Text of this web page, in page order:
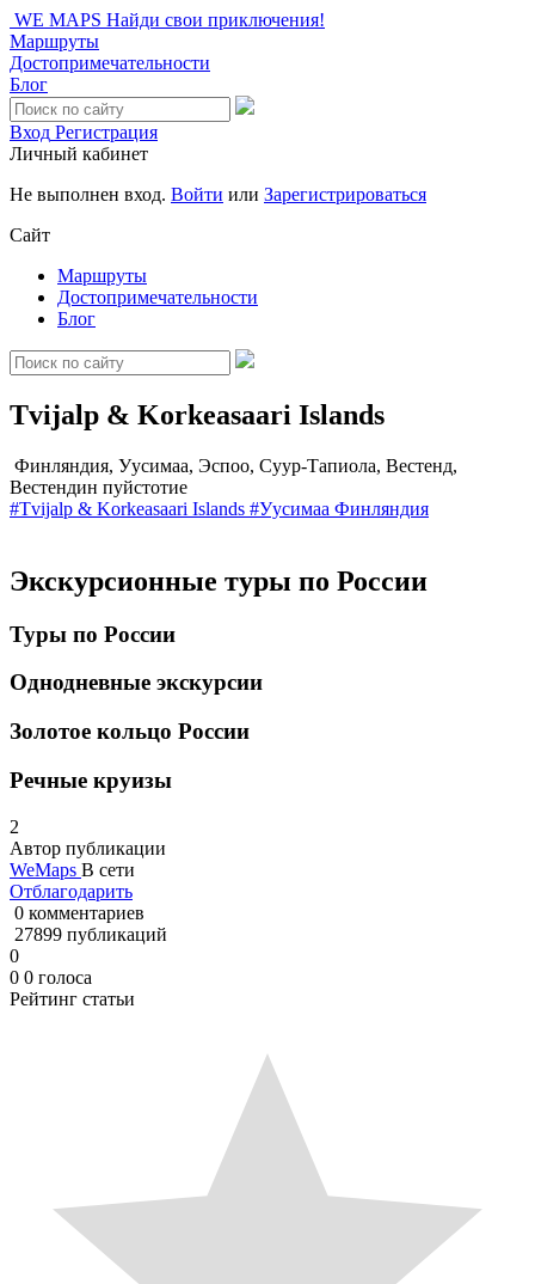
WE MAPS Найди свои приключения!
Маршруты
Достопримечательности
Блог
Вход Регистрация
Личный кабинет
Не выполнен вход. Войти или Зарегистрироваться
Сайт
Маршруты
Достопримечательности
Блог
Tvijalp & Korkeasaari Islands
Финляндия, Уусимаа, Эспоо, Суур-Тапиола, Вестенд,
Вестендин пуйстотие
#Tvijalp & Korkeasaari Islands #Уусимаа Финляндия
Экскурсионные туры по России
Туры по России
Однодневные экскурсии
Золотое кольцо России
Речные круизы
2
Автор публикации
WeMaps В сети
Отблагодарить
0 комментариев
27899 публикаций
0
0 0 голоса
Рейтинг статьи